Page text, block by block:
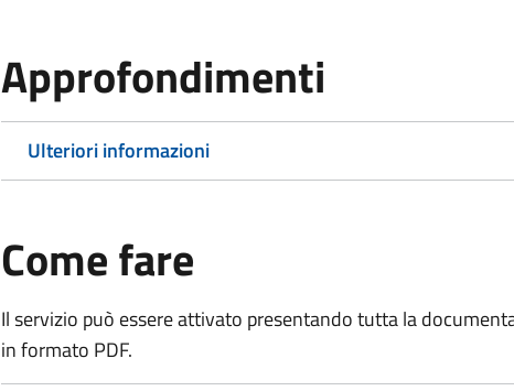
Approfondimenti
Ulteriori informazioni
Come fare
Il servizio può essere attivato presentando tutta la
in formato PDF.